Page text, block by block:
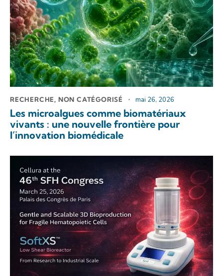
RECHERCHE, NON CATÉGORISÉ mai 26, 2026
Les microalgues comme biomatériaux
vivants : une nouvelle frontière pour
l’innovation biomédicale